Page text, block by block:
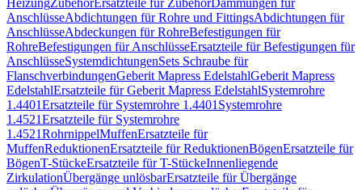
HeizungZubehörErsatzteile für ZubehörDämmungen für
AnschlüsseAbdichtungen für Rohre und FittingsAbdichtungen für
AnschlüsseAbdeckungen für RohreBefestigungen für
RohreBefestigungen für AnschlüsseErsatzteile für Befestigungen für
AnschlüsseSystemdichtungenSets Schraube für
FlanschverbindungenGeberit Mapress EdelstahlGeberit Mapress
EdelstahlErsatzteile für Geberit Mapress EdelstahlSystemrohre
1.4401Ersatzteile für Systemrohre 1.4401 Systemrohre
1.4521Ersatzteile für Systemrohre
1.4521RohrnippelMuffenErsatzteile für
MuffenReduktionenErsatzteile für ReduktionenBögenErsatzteile für
BögenT-StückeErsatzteile für T-StückeInnenliegende
ZirkulationÜbergänge unlösbarErsatzteile für Übergänge